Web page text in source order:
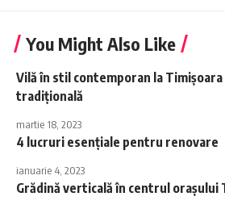
You Might Also Like
Vilă în stil contemporan la
tradiţională
martie 18, 2023
4 lucruri esențiale pentru renovare
ianuarie 4, 2023
Grădină verticală în centrul orașului